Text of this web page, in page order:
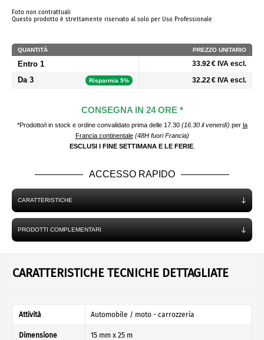
Foto non contrattuali
Questo prodotto è strettamente riservato al solo per Uso Professionale
QUANTITÀ PREZZO UNITARIO
Entro 1 33.92 € IVA escl.
Da 3 Risparmia 5% 32.22 € IVA escl.
CONSEGNA IN 24 ORE *
*Prodotto/i in stock e ordine convalidato prima delle 17.30 (16.30 il venerdì) per la
Francia continentale (48H fuori Francia)
ESCLUSI I FINE SETTIMANA E LE FERIE.
ACCESSO RAPIDO
CARATTERISTICHE
PRODOTTI COMPLEMENTARI
CARATTERISTICHE TECNICHE DETTAGLIATE
Attività Automobile / moto - carrozzeria
Dimensione 15 mm x 25 m